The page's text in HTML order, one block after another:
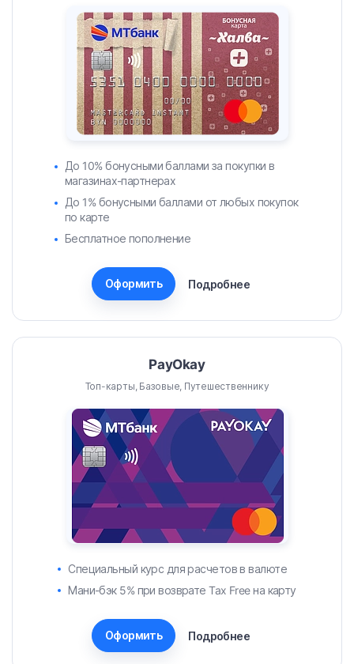
До 10% бонусными баллами за покупки в
магазинах-партнерах
До 1% бонусными баллами от любых покупок
по карте
Бесплатное пополнение
Оформить Подробнее
PayOkay
Топ-карты, Базовые, Путешественнику
Специальный курс для расчетов в валюте
Мани-бэк 5% при возврате Tax Free на карту
Оформить Подробнее